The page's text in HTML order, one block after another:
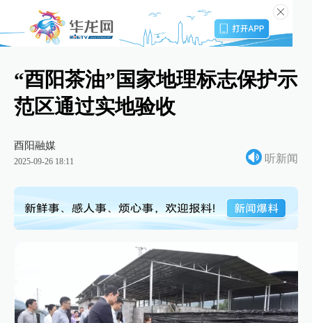
“酉阳茶油”国家地理标志保护示
范区通过实地验收
酉阳融媒
2025-09-26 18:11 听新闻